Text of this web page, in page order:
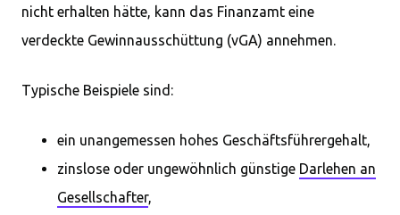
nicht erhalten hätte, kann das Finanzamt eine
verdeckte Gewinnausschüttung (vGA) annehmen.
Typische Beispiele sind:
ein unangemessen hohes Geschäftsführergehalt,
zinslose oder ungewöhnlich günstige Darlehen an
Gesellschafter,